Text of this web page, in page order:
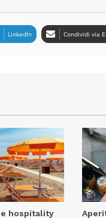
LinkedIn Condividi via
hospitality